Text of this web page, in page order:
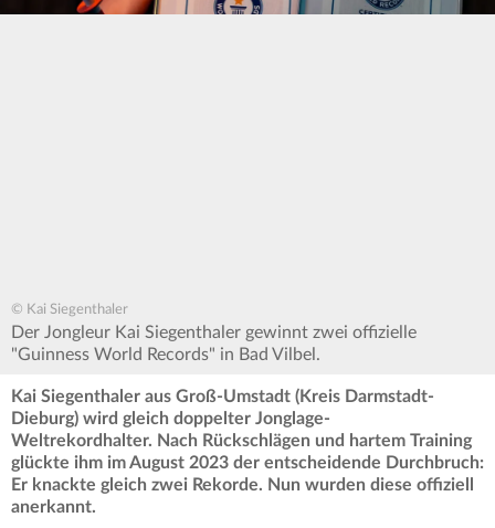
© Kai Siegenthaler
Der Jongleur Kai Siegenthaler gewinnt zwei offizielle
"Guinness World Records" in Bad Vilbel.
Kai Siegenthaler aus Groß-Umstadt (Kreis Darmstadt-
Dieburg) wird gleich doppelter Jonglage-
Weltrekordhalter. Nach Rückschlägen und hartem Training
glückte ihm im August 2023 der entscheidende Durchbruch:
Er knackte gleich zwei Rekorde. Nun wurden diese offiziell
anerkannt.